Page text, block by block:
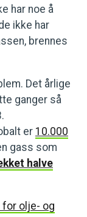
har noe å
ikke har
brennes
Det årlige
ganger så
er 10.000
gass som
halve
for olje- og